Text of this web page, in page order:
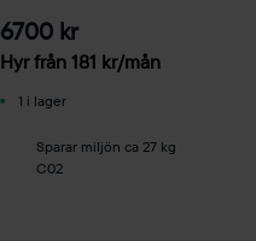
6700 kr
Hyr från 181 kr/mån
1 i lager
Sparar miljön ca 27 kg
C02